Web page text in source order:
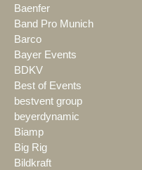
Baenfer
Band Pro Munich
Barco
Bayer Events
BDKV
Best of Events
bestvent group
beyerdynamic
Biamp
Big Rig
Bildkraft